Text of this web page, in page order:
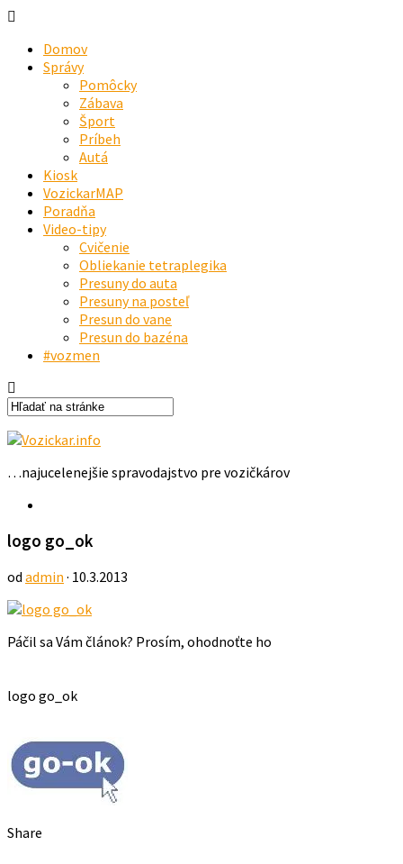
Domov
Správy
Pomôcky
Zábava
Šport
Príbeh
Autá
Kiosk
VozickarMAP
Poradňa
Video-tipy
Cvičenie
Obliekanie tetraplegika
Presuny do auta
Presuny na posteľ
Presun do vane
Presun do bazéna
#vozmen
…najucelenejšie spravodajstvo pre vozičkárov
logo go_ok
od admin · 10.3.2013
Páčil sa Vám článok? Prosím, ohodnoťte ho
logo go_ok
Share